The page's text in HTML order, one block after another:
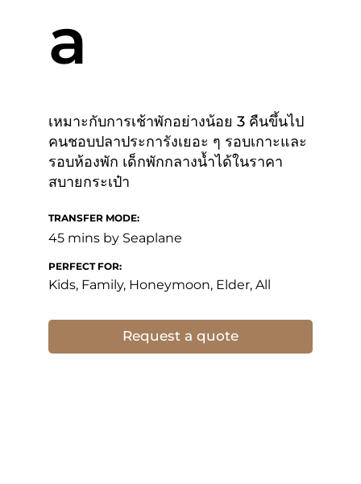
เหมาะกับการเช้าพักอย่างน้อย 3 คืนขึ้นไป
คนชอบปลาประการังเยอะ ๆ รอบเกาะและ
รอบห้องพัก เด็กพักกลางน้ำได้ในราคา
สบายกระเป๋า
a
Request a quote
45 mins by Seaplane
TRANSFER MODE:
Kids, Family, Honeymoon, Elder, All
PERFECT FOR: